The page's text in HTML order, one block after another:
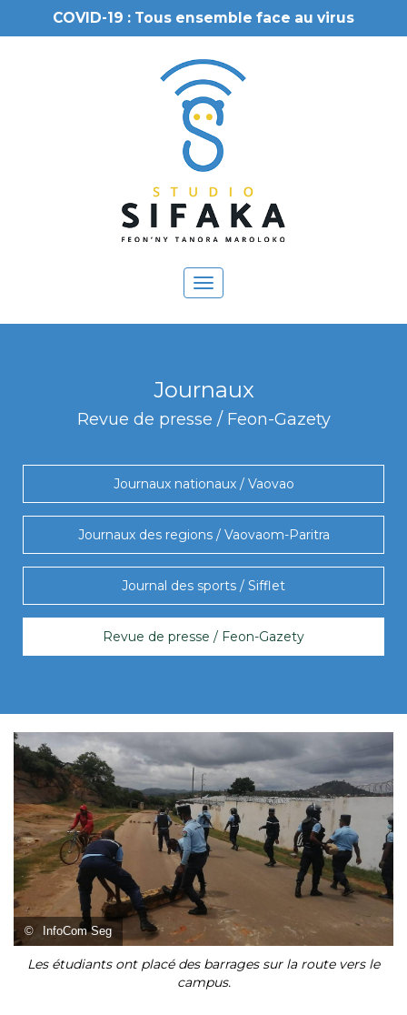
COVID-19 : Tous ensemble face au virus
Toggle
navigation
Journaux
Revue de presse / Feon-Gazety
Journaux nationaux / Vaovao
Journaux des regions / Vaovaom-Paritra
Journal des sports / Sifflet
Revue de presse / Feon-Gazety
© InfoCom Seg
Les étudiants ont placé des barrages sur la route vers le
campus.